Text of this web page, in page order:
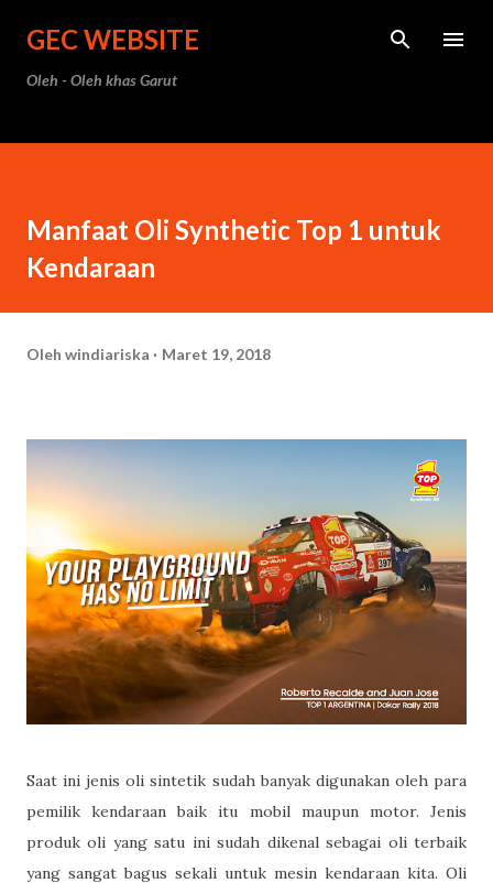
Langsung ke konten utama
GEC WEBSITE
Oleh - Oleh khas Garut
Manfaat Oli Synthetic Top 1 untuk
Kendaraan
Oleh windiariska Maret 19, 2018
Saat ini jenis oli sintetik sudah banyak digunakan oleh para
pemilik kendaraan baik itu mobil maupun motor. Jenis
produk oli yang satu ini sudah dikenal sebagai oli terbaik
yang sangat bagus sekali untuk mesin kendaraan kita. Oli